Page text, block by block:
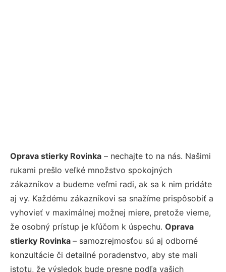
Oprava stierky Rovinka – nechajte to na nás. Našimi
rukami prešlo veľké množstvo spokojných
zákazníkov a budeme veľmi radi, ak sa k nim pridáte
aj vy. Každému zákazníkovi sa snažíme prispôsobiť a
vyhovieť v maximálnej možnej miere, pretože vieme,
že osobný prístup je kľúčom k úspechu. Oprava
stierky Rovinka – samozrejmosťou sú aj odborné
konzultácie či detailné poradenstvo, aby ste mali
istotu, že výsledok bude presne podľa vašich